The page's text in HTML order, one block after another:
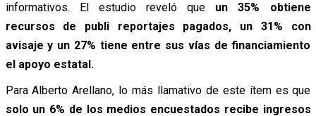
informativos. El estudio reveló que un 35% obtiene
recursos de publi reportajes pagados, un 31% con
avisaje y un 27% tiene entre sus vías de financiamiento
el apoyo estatal.
Para Alberto Arellano, lo más llamativo de este ítem es que
solo un 6% de los medios encuestados recibe ingresos